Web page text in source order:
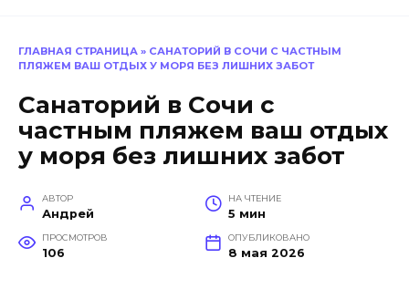
ГЛАВНАЯ СТРАНИЦА » САНАТОРИЙ В СОЧИ С ЧАСТНЫМ
ПЛЯЖЕМ ВАШ ОТДЫХ У МОРЯ БЕЗ ЛИШНИХ ЗАБОТ
Санаторий в Сочи с
частным пляжем ваш отдых
у моря без лишних забот
АВТОР
Андрей
НА ЧТЕНИЕ
5 мин
ПРОСМОТРОВ
106
ОПУБЛИКОВАНО
8 мая 2026